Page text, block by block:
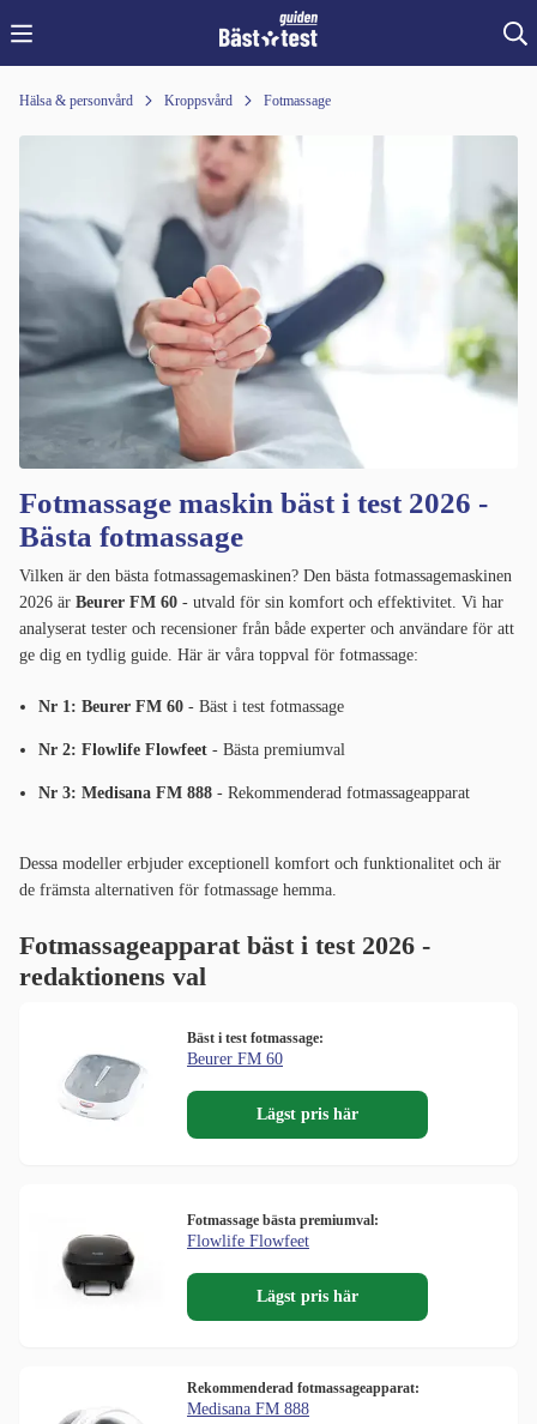
Hälsa & personvård Kroppsvård Fotmassage
Fotmassage maskin bäst i test 2026 -
Bästa fotmassage
Vilken är den bästa fotmassagemaskinen? Den bästa fotmassagemaskinen
2026 är Beurer FM 60 - utvald för sin komfort och effektivitet. Vi har
analyserat tester och recensioner från både experter och användare för att
ge dig en tydlig guide. Här är våra toppval för fotmassage:
Nr 1: Beurer FM 60 - Bäst i test fotmassage
Nr 2: Flowlife Flowfeet - Bästa premiumval
Nr 3: Medisana FM 888 - Rekommenderad fotmassageapparat
Dessa modeller erbjuder exceptionell komfort och funktionalitet och är
de främsta alternativen för fotmassage hemma.
Fotmassageapparat bäst i test 2026 -
redaktionens val
Bäst i test fotmassage:
Beurer FM 60
Lägst pris här
Fotmassage bästa premiumval:
Flowlife Flowfeet
Lägst pris här
Rekommenderad fotmassageapparat:
Medisana FM 888